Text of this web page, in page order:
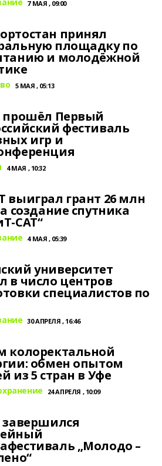
7 МАЯ , 09:00
принял
площадку по
и молодёжной
5 МАЯ , 05:13
прошёл Первый
фестиваль
игр и
4 МАЯ , 10:32
выиграл грант 26 млн
создание спутника
4 МАЯ , 05:39
университет
в число центров
специалистов по
30 АПРЕЛЯ , 16:46
колоректальной
обмен опытом
из 5 стран в Уфе
24 АПРЕЛЯ , 10:09
завершился
„Молодо –